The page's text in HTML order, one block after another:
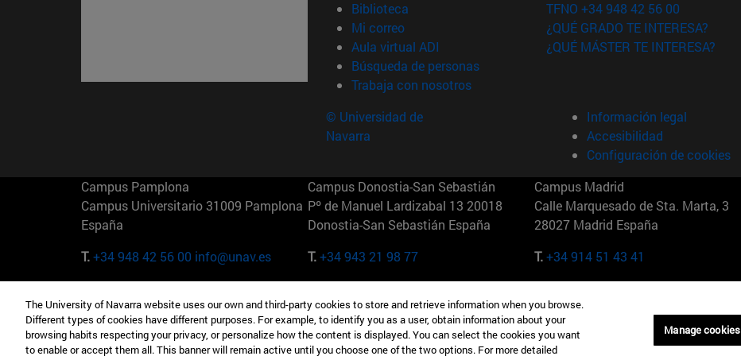
Biblioteca (abre en nueva ventana)
Mi correo(abre en nueva ventana)
Aula virtual ADI (abre en nueva ventana)
Búsqueda de personas(abre en nueva ventana)
Trabaja con nosotros(abre en nueva ventana)
TFNO +34 948 42 56 00
¿QUÉ GRADO TE INTERESA?
¿QUÉ MÁSTER TE INTERESA?
© Universidad de
Navarra
Información legal
Accesibilidad
Configuración de cookies
Campus Pamplona
Campus Universitario 31009 Pamplona
España
T.+34 948 42 56 00 info@unav.es
Campus Donostia-San Sebastián
Pº de Manuel Lardizabal 13 20018
Donostia-San Sebastián España
T.+34 943 21 98 77
Campus Madrid
Calle Marquesado de Sta. Marta, 3
28027 Madrid España
T.+34 914 51 43 41
Camino del Cerro Águila 3 28023
Madrid España
165 W 57th St 10019-2201 Nueva York
EE.UU
Maria-Theresia-Straße 15 81675
Múnich Alemania
The University of Navarra website uses our own and third-party cookies to store and retrieve information when you browse.
Different types of cookies have different purposes. For example, to identify you as a user, obtain information about your
browsing habits respecting your privacy, or personalize how the content is displayed. You can select the cookies you want
to enable or accept them all. This banner will remain active until you choose one of the two options. For more detailed
Manage cookies